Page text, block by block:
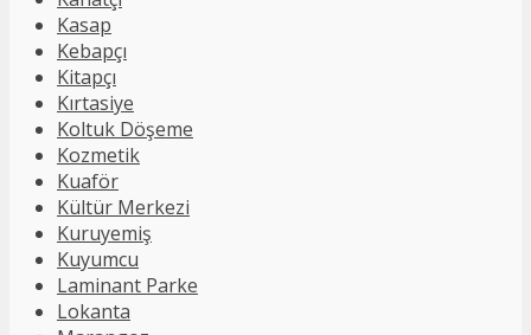
Kasap
Kebapçı
Kitapçı
Kırtasiye
Koltuk Döşeme
Kozmetik
Kuaför
Kültür Merkezi
Kuruyemiş
Kuyumcu
Laminant Parke
Lokanta